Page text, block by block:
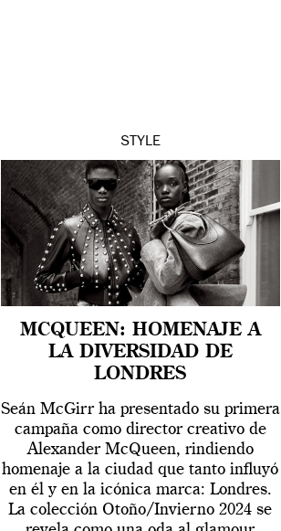
STYLE
MCQUEEN: HOMENAJE A
LA DIVERSIDAD DE
LONDRES
Seán McGirr ha presentado su primera
campaña como director creativo de
Alexander McQueen, rindiendo
homenaje a la ciudad que tanto influyó
en él y en la icónica marca: Londres.
La colección Otoño/Invierno 2024 se